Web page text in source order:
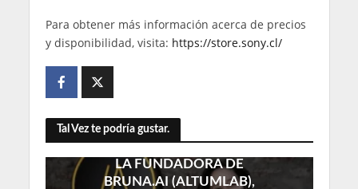
Para obtener más información acerca de precios
y disponibilidad, visita: https://store.sony.cl/
Tal Vez te podría gustar.
LA FUNDADORA DE
BRUNA.AI (ALTUMLAB),